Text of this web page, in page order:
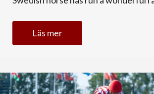
Läs mer